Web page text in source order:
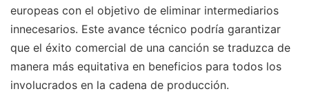
europeas con el objetivo de eliminar intermediarios
innecesarios. Este avance técnico podría garantizar
que el éxito comercial de una canción se traduzca de
manera más equitativa en beneficios para todos los
involucrados en la cadena de producción.